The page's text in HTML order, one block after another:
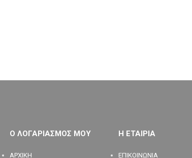
Ο ΛΟΓΑΡΙΑΣΜΟΣ ΜΟΥ
ΑΡΧΙΚΗ
Η ΕΤΑΙΡΙΑ
ΕΠΙΚΟΙΝΩΝΙΑ